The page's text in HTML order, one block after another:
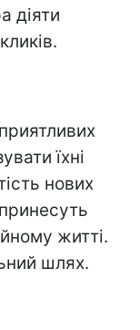
діяти
їхні
нових
житті.
шлях.